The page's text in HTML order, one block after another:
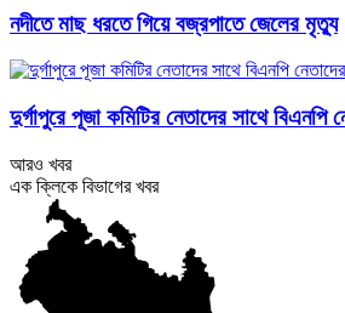
নদীতে মাছ ধরতে গিয়ে বজ্রপাতে জেলের মৃত্যু
দুর্গাপুরে পূজা কমিটির নেতাদের সাথে বিএনপি
আরও খবর
এক ক্লিকে বিভাগের খবর